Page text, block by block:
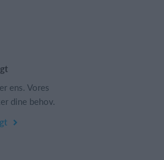
ens. Vores
dine behov.